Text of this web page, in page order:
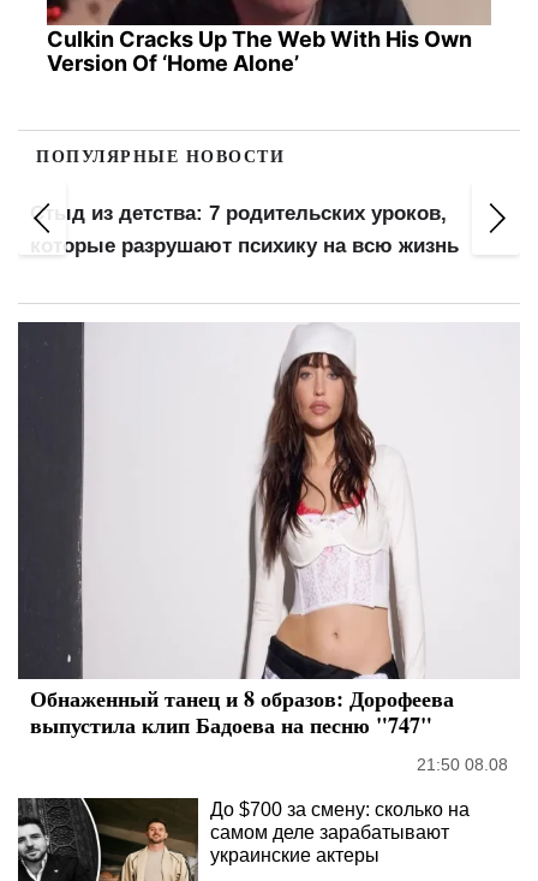
Culkin Cracks Up The Web With His Own
Version Of ‘Home Alone’
ПОПУЛЯРНЫЕ НОВОСТИ
200+ тысяч в СОЧ и миллионы в розыске:
Федоров предлагает поэтапный призыв
Обнаженный танец и 8 образов: Дорофеева
выпустила клип Бадоева на песню "747"
21:50 08.08
До $700 за смену: сколько на
самом деле зарабатывают
украинские актеры